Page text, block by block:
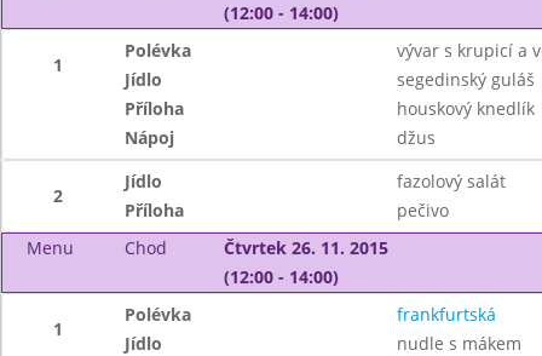
(12:00 - 14:00)
1
Polévka
vývar s krupicí a
Jídlo
segedinský guláš
Příloha
houskový knedlík
Nápoj
džus
2
Jídlo
fazolový salát
Příloha
pečivo
Menu
Chod
Čtvrtek 26. 11. 2015
(12:00 - 14:00)
1
Polévka
frankfurtská
Jídlo
nudle s mákem